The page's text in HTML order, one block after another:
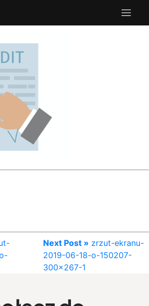
Next Post » zrzut-ekranu-
2019-06-18-o-150207-
300×267-1